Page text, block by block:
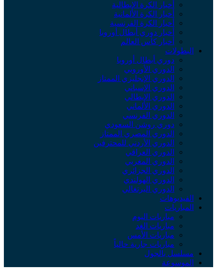
أخبار الكرة الإيطالية
أخبار الكرة الألمانية
أخبار الكرة الفرنسية
أخبار دوري أبطال أوروبا
أخبار كأس العالم
البطولات
دوري أبطال أوروبا
الدوري الأوروبي
الدوري الإنجليزي الممتاز
الدوري الإسباني
الدوري الإيطالي
الدوري الألماني
الدوري الفرنسي
دوري روشن السعودي
الدوري المصري الممتاز
الدوري الأردني للمحترفين
الدوري العراقي
الدوري المغربي
الدوري الجزائري
الدوري الهولندي
الدوري البرتغالي
الفيديوهات
المباريات
مباريات اليوم
مباريات الغد
مباريات الأمس
مباريات جارية حالياً
مسلسل بالجول
الموسوعة